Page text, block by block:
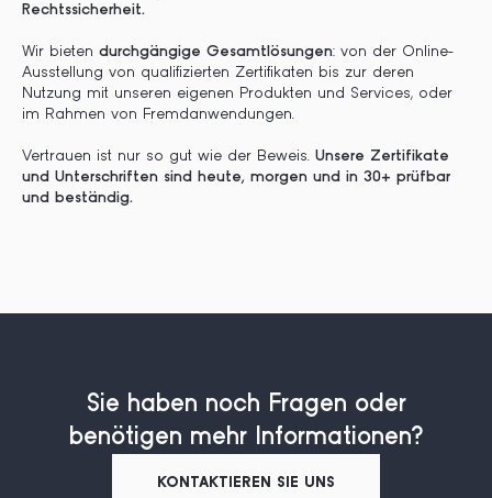
Rechtssicherheit.
Wir bieten durchgängige Gesamtlösungen: von der Online-
Ausstellung von qualifizierten Zertifikaten bis zur deren
Nutzung mit unseren eigenen Produkten und Services, oder
im Rahmen von Fremdanwendungen.
Vertrauen ist nur so gut wie der Beweis. Unsere Zertifikate
und Unterschriften sind heute, morgen und in 30+ prüfbar
und beständig.
Sie haben noch Fragen oder
benötigen mehr Informationen?
KONTAKTIEREN SIE UNS